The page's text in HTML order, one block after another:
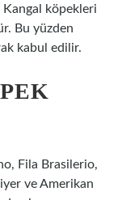
Kangal köpekleri
Bu yüzden
kabul edilir.
Fila Brasilerio,
ve Amerikan